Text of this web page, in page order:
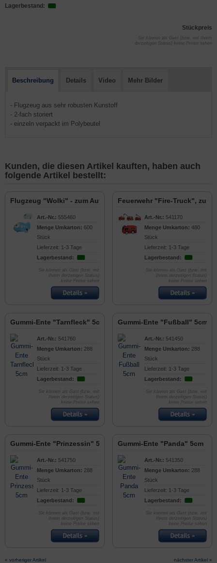
Lagerbestand:
Stückpreis
Sie können als Gast (bzw. mit Ihrem
derzeitigen Status) keine Preise sehen
Beschreibung Details Video Mehr Bilder
- Flugzeug aus sehr robusten Kunstoff
- 2-fach storiert
- einzeln verpackt im Polybeutel
Kunden, die diesen Artikel kauften, haben auch
folgende Artikel bestellt:
Flugzeug "Wolki" - zum Aufziehen, 7cm
Art.-Nr.: 555460
Menge Umkarton: 600
Stück
Lieferzeit: 1-3 Tage
Lagerbestand:
Sie können als Gast (bzw. mit
Ihrem derzeitigen Status)
keine Preise sehen
Feuerwehr "Fire-Truck", zum
Art.-Nr.: 541170
Menge Umkarton: 480
Stück
Lieferzeit: 1-3 Tage
Lagerbestand:
Sie können als Gast (bzw. mit
Ihrem derzeitigen Status)
keine Preise sehen
Gummi-Ente "Tarnfleck" 5cm
Art.-Nr.: 541760
Menge Umkarton: 288
Stück
Lieferzeit: 1-3 Tage
Lagerbestand:
Sie können als Gast (bzw. mit
Ihrem derzeitigen Status)
keine Preise sehen
Gummi-Ente "Fußball" 5cm
Art.-Nr.: 541450
Menge Umkarton: 288
Stück
Lieferzeit: 1-3 Tage
Lagerbestand:
Sie können als Gast (bzw. mit
Ihrem derzeitigen Status)
keine Preise sehen
Gummi-Ente "Prinzessin" 5cm
Art.-Nr.: 541750
Menge Umkarton: 288
Stück
Lieferzeit: 1-3 Tage
Lagerbestand:
Sie können als Gast (bzw. mit
Ihrem derzeitigen Status)
keine Preise sehen
Gummi-Ente "Panda" 5cm
Art.-Nr.: 541350
Menge Umkarton: 288
Stück
Lieferzeit: 1-3 Tage
Lagerbestand:
Sie können als Gast (bzw. mit
Ihrem derzeitigen Status)
keine Preise sehen
« vorheriger Artikel nächster Artikel »